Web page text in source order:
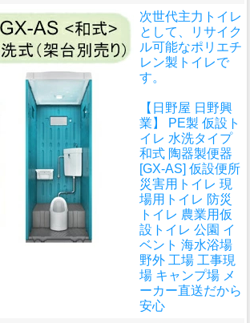
次世代主力トイレ
として、リサイク
ル可能なポリエチ
レン製トイレで
す。
【日野屋 日野興
業】 PE製 仮設ト
イレ 水洗タイプ
和式 陶器製便器
[GX-AS] 仮設便所
災害用トイレ 現
場用トイレ 防災
トイレ 農業用仮
設トイレ 公園 イ
ベント 海水浴場
野外 工場 工事現
場 キャンプ場 メ
ーカー直送だから
安心